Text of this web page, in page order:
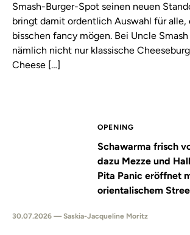
Smash-Burger-Spot seinen neuen
bringt damit ordentlich Auswahl für alle,
bisschen fancy mögen. Bei Uncle
nämlich nicht nur klassische
Cheese […]
OPENING
Schawarma frisch
dazu Mezze und
Pita Panic eröffnet
orientalischem
30.07.2026 — Saskia-Jacqueline Moritz